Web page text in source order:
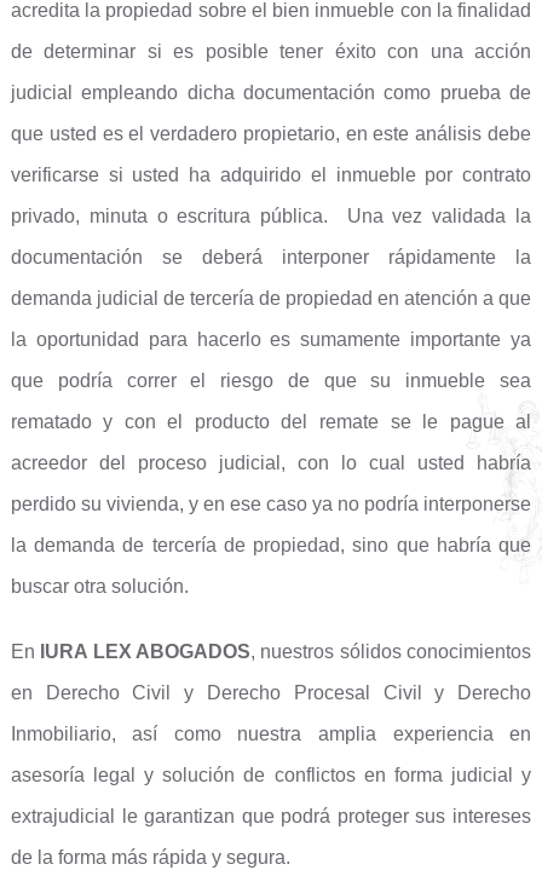
acredita la propiedad sobre el bien inmueble con la finalidad
de determinar si es posible tener éxito con una acción
judicial empleando dicha documentación como prueba de
que usted es el verdadero propietario, en este análisis debe
verificarse si usted ha adquirido el inmueble por contrato
privado, minuta o escritura pública. Una vez validada la
documentación se deberá interponer rápidamente la
demanda judicial de tercería de propiedad en atención a que
la oportunidad para hacerlo es sumamente importante ya
que podría correr el riesgo de que su inmueble sea
rematado y con el producto del remate se le pague al
acreedor del proceso judicial, con lo cual usted habría
perdido su vivienda, y en ese caso ya no podría interponerse
la demanda de tercería de propiedad, sino que habría que
buscar otra solución.
En IURA LEX ABOGADOS, nuestros sólidos conocimientos
en Derecho Civil y Derecho Procesal Civil y Derecho
Inmobiliario, así como nuestra amplia experiencia en
asesoría legal y solución de conflictos en forma judicial y
extrajudicial le garantizan que podrá proteger sus intereses
de la forma más rápida y segura.